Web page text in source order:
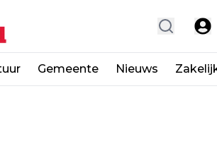
Gemeente Nieuws